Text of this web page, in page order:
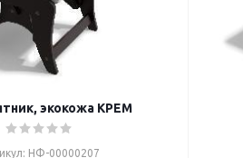
экокожа КРЕМ
НФ-00000207